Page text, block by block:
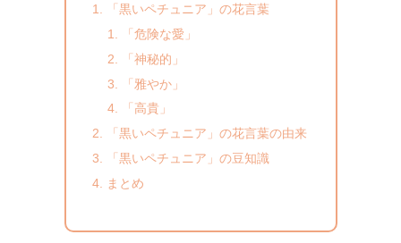
「黒いペチュニア」の花言葉
「危険な愛」
「神秘的」
「雅やか」
「高貴」
「黒いペチュニア」の花言葉の由来
「黒いペチュニア」の豆知識
まとめ